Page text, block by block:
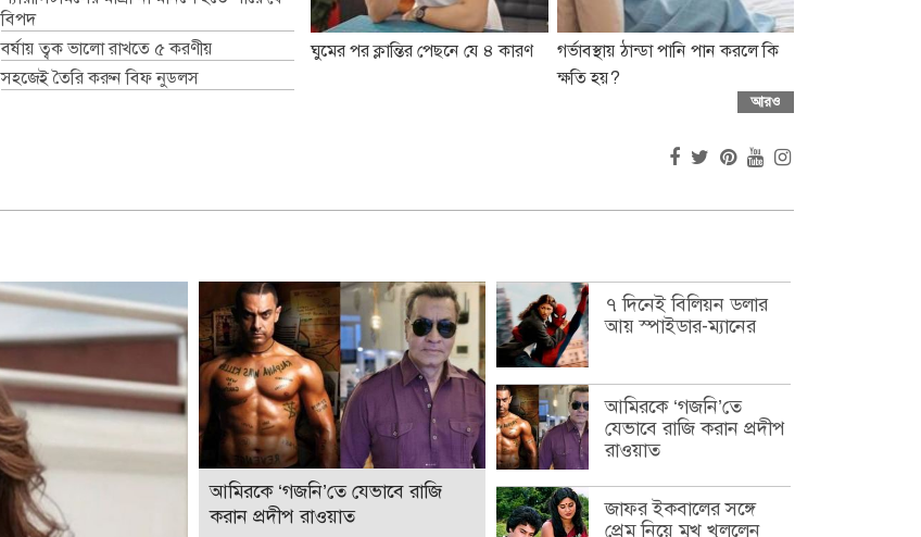
বিপদ
বর্ষায় ত্বক ভালো রাখতে ৫ করণীয়
সহজেই তৈরি করুন বিফ নুডলস
ঘুমের পর ক্লান্তির পেছনে যে ৪ কারণ
গর্ভাবস্থায় ঠান্ডা পানি পান করলে কি
ক্ষতি হয়?
আরও
আমিরকে ‘গজনি’তে যেভাবে রাজি
করান প্রদীপ রাওয়াত
৭ দিনেই বিলিয়ন ডলার
আয় স্পাইডার-ম্যানের
আমিরকে ‘গজনি’তে
যেভাবে রাজি করান প্রদীপ
রাওয়াত
জাফর ইকবালের সঙ্গে
প্রেম নিয়ে মুখ খুললেন